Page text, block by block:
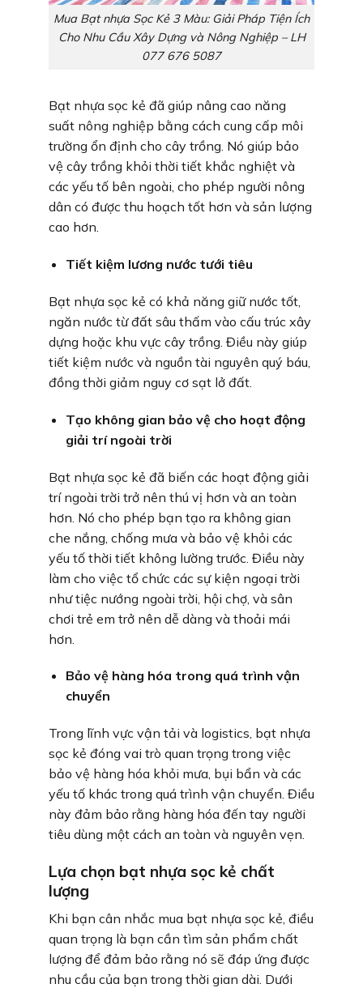
Mua Bạt nhựa Sọc Kẻ 3 Màu: Giải Pháp Tiện Ích
Cho Nhu Cầu Xây Dựng và Nông Nghiệp – LH
077 676 5087
Bạt nhựa sọc kẻ đã giúp nâng cao năng
suất nông nghiệp bằng cách cung cấp môi
trường ổn định cho cây trồng. Nó giúp bảo
vệ cây trồng khỏi thời tiết khắc nghiệt và
các yếu tố bên ngoài, cho phép người nông
dân có được thu hoạch tốt hơn và sản lượng
cao hơn.
Tiết kiệm lương nước tưới tiêu
Bạt nhựa sọc kẻ có khả năng giữ nước tốt,
ngăn nước từ đất sâu thấm vào cấu trúc xây
dựng hoặc khu vực cây trồng. Điều này giúp
tiết kiệm nước và nguồn tài nguyên quý báu,
đồng thời giảm nguy cơ sạt lở đất.
Tạo không gian bảo vệ cho hoạt động
giải trí ngoài trời
Bạt nhựa sọc kẻ đã biến các hoạt động giải
trí ngoài trời trở nên thú vị hơn và an toàn
hơn. Nó cho phép bạn tạo ra không gian
che nắng, chống mưa và bảo vệ khỏi các
yếu tố thời tiết không lường trước. Điều này
làm cho việc tổ chức các sự kiện ngoại trời
như tiệc nướng ngoài trời, hội chợ, và sân
chơi trẻ em trở nên dễ dàng và thoải mái
hơn.
Bảo vệ hàng hóa trong quá trình vận
chuyển
Trong lĩnh vực vận tải và logistics, bạt nhựa
sọc kẻ đóng vai trò quan trọng trong việc
bảo vệ hàng hóa khỏi mưa, bụi bẩn và các
yếu tố khác trong quá trình vận chuyển. Điều
này đảm bảo rằng hàng hóa đến tay người
tiêu dùng một cách an toàn và nguyên vẹn.
Lựa chọn bạt nhựa sọc kẻ chất
lượng
Khi bạn cân nhắc mua bạt nhựa sọc kẻ, điều
quan trọng là bạn cần tìm sản phẩm chất
lượng để đảm bảo rằng nó sẽ đáp ứng được
nhu cầu của bạn trong thời gian dài. Dưới